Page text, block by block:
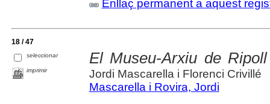
Enllaç permanent a aquest
18 / 47
seleccionar
imprimir
El Museu-Arxiu de
Jordi Mascarella i Florenci Crivillé
Mascarella i Rovira, Jordi